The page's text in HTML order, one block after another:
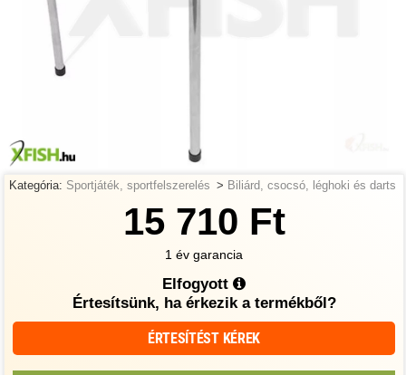
Kategória: Sportjáték, sportfelszerelés > Biliárd, csocsó, léghoki és darts
15 710 Ft
1 év garancia
Elfogyott
Értesítsünk, ha érkezik a termékből?
ÉRTESÍTÉST KÉREK